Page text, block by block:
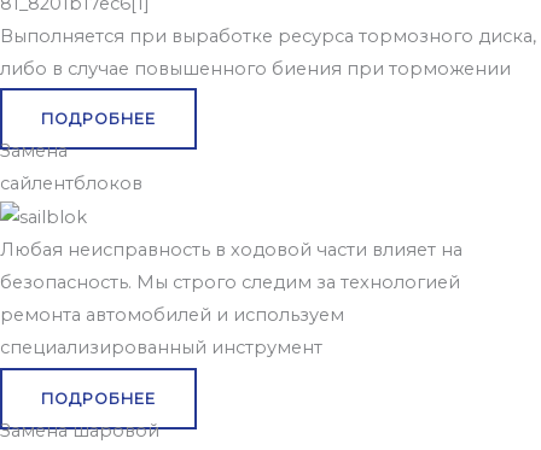
Выполняется при выработке ресурса тормозного диска,
либо в случае повышенного биения при торможении
ПОДРОБНЕЕ
Замена
сайлентблоков
Любая неисправность в ходовой части влияет на
безопасность. Мы строго следим за технологией
ремонта автомобилей и используем
специализированный инструмент
ПОДРОБНЕЕ
Замена шаровой